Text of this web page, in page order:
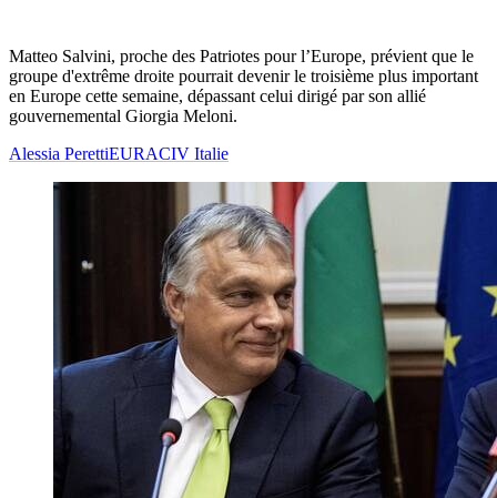
Matteo Salvini, proche des Patriotes pour l’Europe, prévient que le
groupe d'extrême droite pourrait devenir le troisième plus important
en Europe cette semaine, dépassant celui dirigé par son allié
gouvernemental Giorgia Meloni.
Alessia PerettiEURACIV Italie